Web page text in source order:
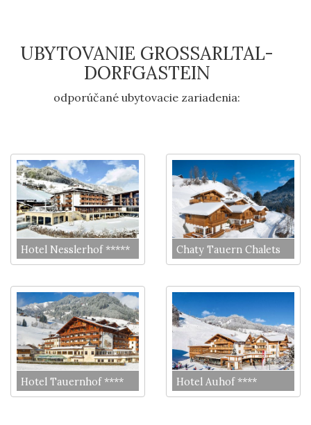
UBYTOVANIE GROSSARLTAL-D
ORFGASTEIN
odporúčané ubytovacie zariadenia:
Hotel Nesslerhof ***** Chaty Tauern Chalets
Hotel Tauernhof **** Hotel Auhof ****